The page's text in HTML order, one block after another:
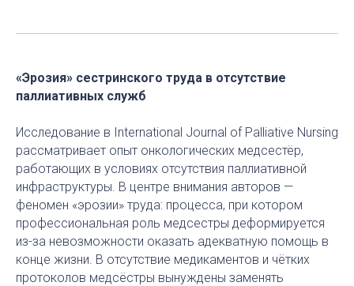
«Эрозия» сестринского труда в отсутствие
паллиативных служб
Исследование в International Journal of Palliative Nursing
рассматривает опыт онкологических медсестёр,
работающих в условиях отсутствия паллиативной
инфраструктуры. В центре внимания авторов —
феномен «эрозии» труда: процесса, при котором
профессиональная роль медсестры деформируется
из-за невозможности оказать адекватную помощь в
конце жизни. В отсутствие медикаментов и чётких
протоколов медсёстры вынуждены заменять